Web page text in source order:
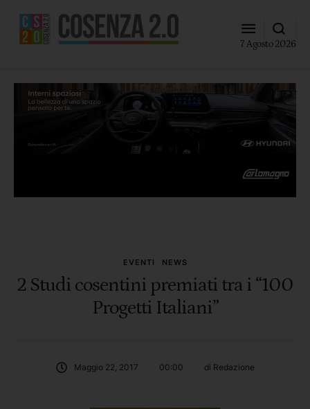
7 Agosto 2026
EVENTI NEWS
2 Studi cosentini premiati tra i “100
Progetti Italiani”
Maggio 22, 2017 00:00 di Redazione